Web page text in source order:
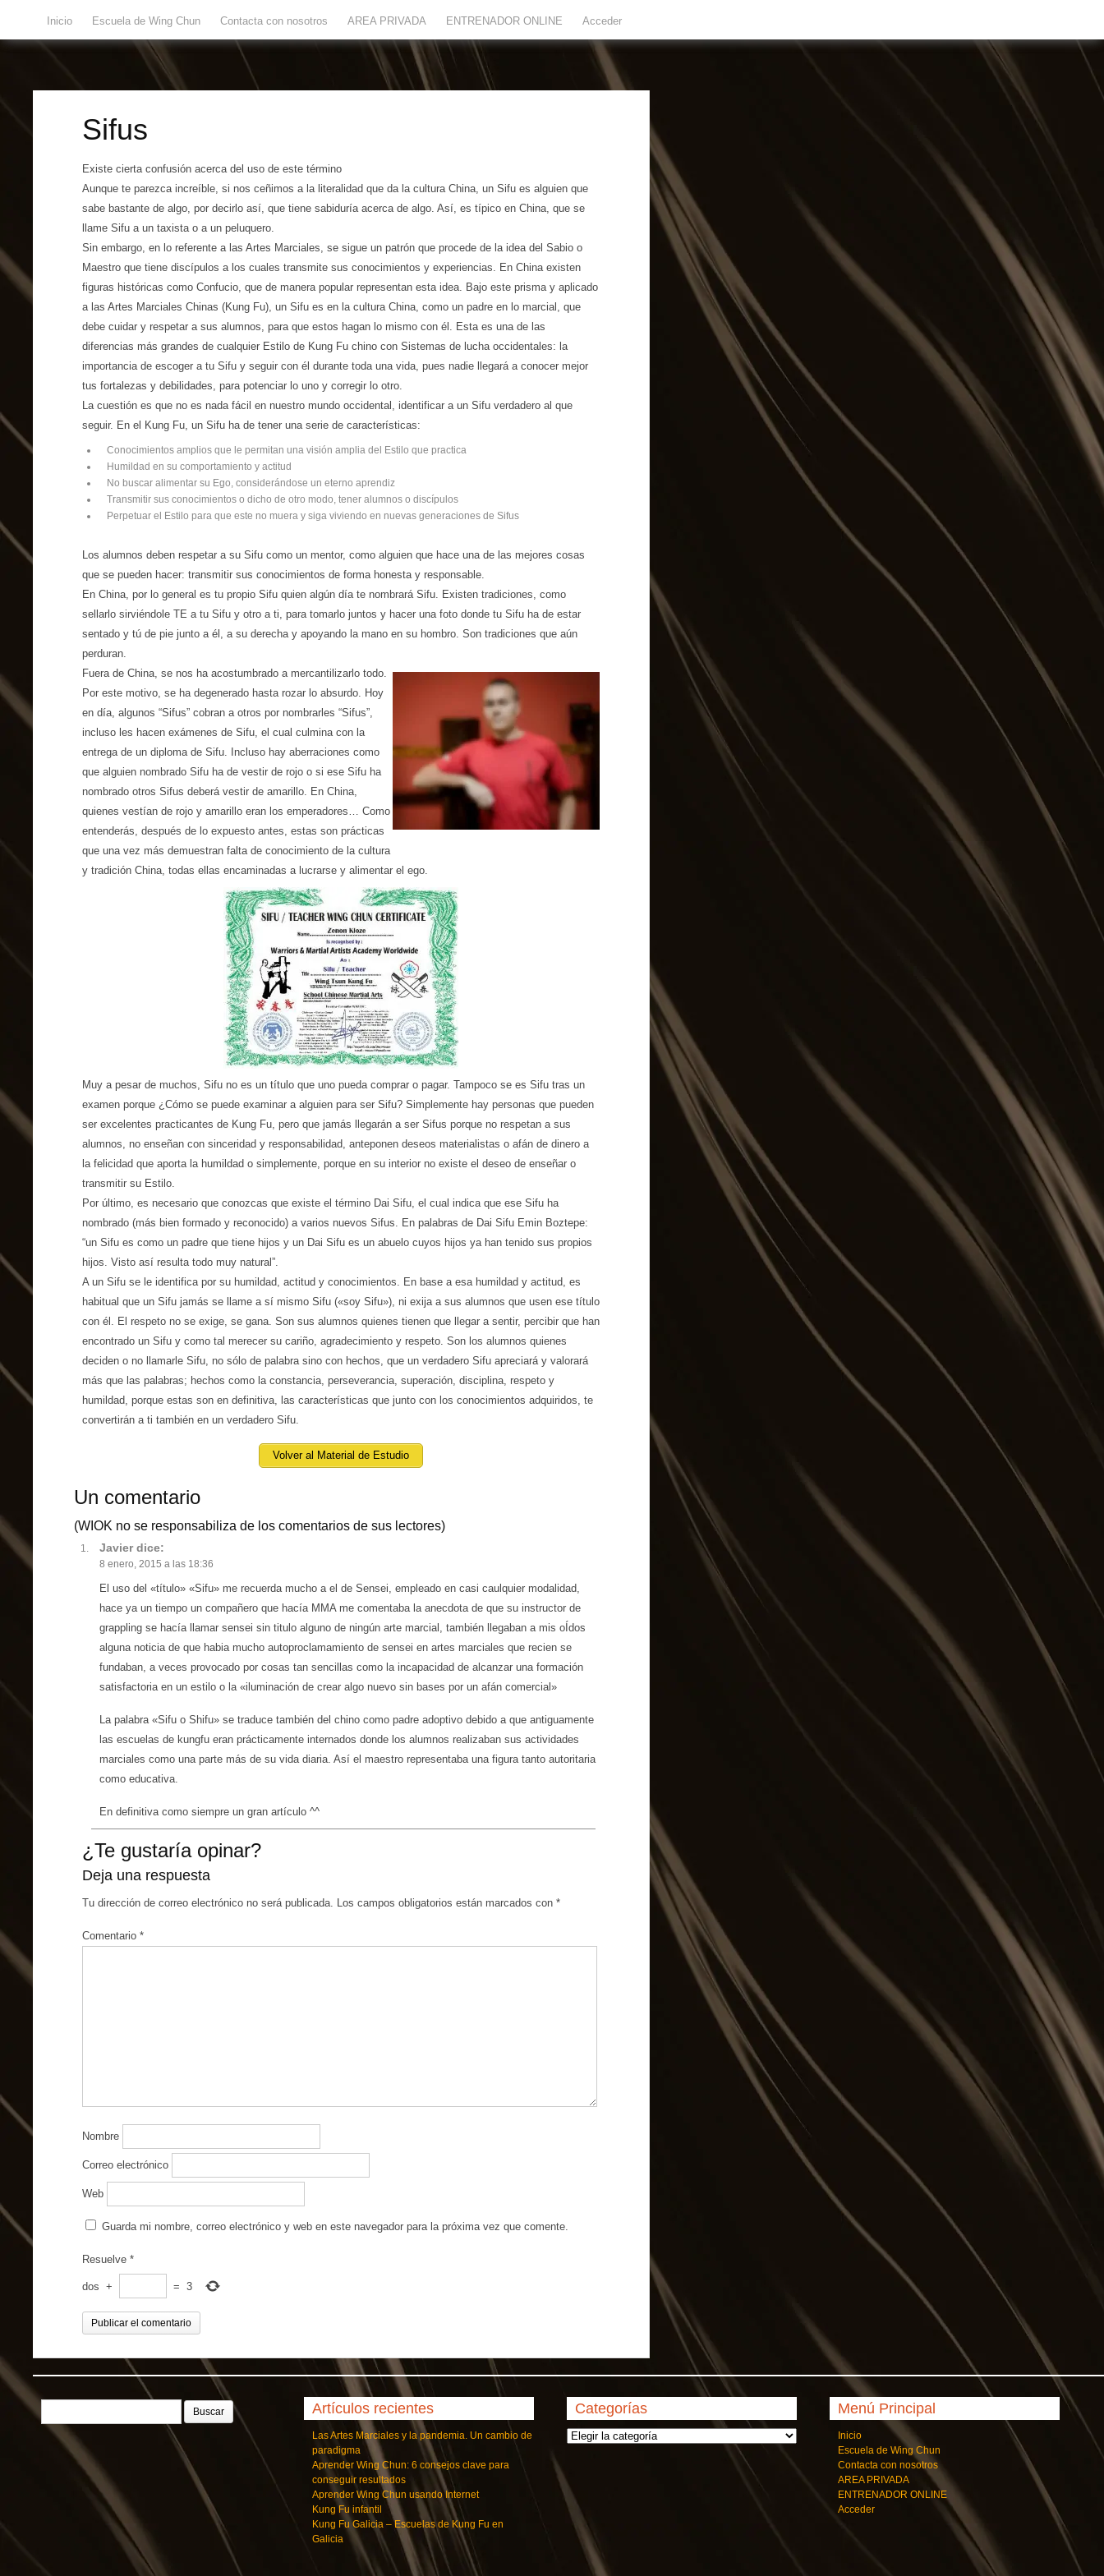
Inicio Escuela de Wing Chun Contacta con nosotros AREA PRIVADA ENTRENADOR ONLINE Acceder
Sifus
Existe cierta confusión acerca del uso de este término
Aunque te parezca increíble, si nos ceñimos a la literalidad que da la cultura China, un Sifu es alguien que
sabe bastante de algo, por decirlo así, que tiene sabiduría acerca de algo. Así, es típico en China, que se
llame Sifu a un taxista o a un peluquero.
Sin embargo, en lo referente a las Artes Marciales, se sigue un patrón que procede de la idea del Sabio o
Maestro que tiene discípulos a los cuales transmite sus conocimientos y experiencias. En China existen
figuras históricas como Confucio, que de manera popular representan esta idea. Bajo este prisma y aplicado
a las Artes Marciales Chinas (Kung Fu), un Sifu es en la cultura China, como un padre en lo marcial, que
debe cuidar y respetar a sus alumnos, para que estos hagan lo mismo con él. Esta es una de las
diferencias más grandes de cualquier Estilo de Kung Fu chino con Sistemas de lucha occidentales: la
importancia de escoger a tu Sifu y seguir con él durante toda una vida, pues nadie llegará a conocer mejor
tus fortalezas y debilidades, para potenciar lo uno y corregir lo otro.
La cuestión es que no es nada fácil en nuestro mundo occidental, identificar a un Sifu verdadero al que
seguir. En el Kung Fu, un Sifu ha de tener una serie de características:
Conocimientos amplios que le permitan una visión amplia del Estilo que practica
Humildad en su comportamiento y actitud
No buscar alimentar su Ego, considerándose un eterno aprendiz
Transmitir sus conocimientos o dicho de otro modo, tener alumnos o discípulos
Perpetuar el Estilo para que este no muera y siga viviendo en nuevas generaciones de Sifus
Los alumnos deben respetar a su Sifu como un mentor, como alguien que hace una de las mejores cosas
que se pueden hacer: transmitir sus conocimientos de forma honesta y responsable.
En China, por lo general es tu propio Sifu quien algún día te nombrará Sifu. Existen tradiciones, como
sellarlo sirviéndole TE a tu Sifu y otro a ti, para tomarlo juntos y hacer una foto donde tu Sifu ha de estar
sentado y tú de pie junto a él, a su derecha y apoyando la mano en su hombro. Son tradiciones que aún
perduran.
Fuera de China, se nos ha acostumbrado a mercantilizarlo todo.
Por este motivo, se ha degenerado hasta rozar lo absurdo. Hoy
en día, algunos “Sifus” cobran a otros por nombrarles “Sifus”,
incluso les hacen exámenes de Sifu, el cual culmina con la
entrega de un diploma de Sifu. Incluso hay aberraciones como
que alguien nombrado Sifu ha de vestir de rojo o si ese Sifu ha
nombrado otros Sifus deberá vestir de amarillo. En China,
quienes vestían de rojo y amarillo eran los emperadores… Como
entenderás, después de lo expuesto antes, estas son prácticas
que una vez más demuestran falta de conocimiento de la cultura
y tradición China, todas ellas encaminadas a lucrarse y alimentar el ego.
Muy a pesar de muchos, Sifu no es un título que uno pueda comprar o pagar. Tampoco se es Sifu tras un
examen porque ¿Cómo se puede examinar a alguien para ser Sifu? Simplemente hay personas que pueden
ser excelentes practicantes de Kung Fu, pero que jamás llegarán a ser Sifus porque no respetan a sus
alumnos, no enseñan con sinceridad y responsabilidad, anteponen deseos materialistas o afán de dinero a
la felicidad que aporta la humildad o simplemente, porque en su interior no existe el deseo de enseñar o
transmitir su Estilo.
Por último, es necesario que conozcas que existe el término Dai Sifu, el cual indica que ese Sifu ha
nombrado (más bien formado y reconocido) a varios nuevos Sifus. En palabras de Dai Sifu Emin Boztepe:
“un Sifu es como un padre que tiene hijos y un Dai Sifu es un abuelo cuyos hijos ya han tenido sus propios
hijos. Visto así resulta todo muy natural”.
A un Sifu se le identifica por su humildad, actitud y conocimientos. En base a esa humildad y actitud, es
habitual que un Sifu jamás se llame a sí mismo Sifu («soy Sifu»), ni exija a sus alumnos que usen ese título
con él. El respeto no se exige, se gana. Son sus alumnos quienes tienen que llegar a sentir, percibir que han
encontrado un Sifu y como tal merecer su cariño, agradecimiento y respeto. Son los alumnos quienes
deciden o no llamarle Sifu, no sólo de palabra sino con hechos, que un verdadero Sifu apreciará y valorará
más que las palabras; hechos como la constancia, perseverancia, superación, disciplina, respeto y
humildad, porque estas son en definitiva, las características que junto con los conocimientos adquiridos, te
convertirán a ti también en un verdadero Sifu.
Volver al Material de Estudio
Un comentario
(WIOK no se responsabiliza de los comentarios de sus lectores)
Javier dice:
8 enero, 2015 a las 18:36
El uso del «título» «Sifu» me recuerda mucho a el de Sensei, empleado en casi caulquier modalidad,
hace ya un tiempo un compañero que hacía MMA me comentaba la anecdota de que su instructor de
grappling se hacía llamar sensei sin titulo alguno de ningún arte marcial, también llegaban a mis oÍdos
alguna noticia de que habia mucho autoproclamamiento de sensei en artes marciales que recien se
fundaban, a veces provocado por cosas tan sencillas como la incapacidad de alcanzar una formación
satisfactoria en un estilo o la «iluminación de crear algo nuevo sin bases por un afán comercial»
La palabra «Sifu o Shifu» se traduce también del chino como padre adoptivo debido a que antiguamente
las escuelas de kungfu eran prácticamente internados donde los alumnos realizaban sus actividades
marciales como una parte más de su vida diaria. Así el maestro representaba una figura tanto autoritaria
como educativa.
En definitiva como siempre un gran artículo ^^
¿Te gustaría opinar?
Deja una respuesta
Tu dirección de correo electrónico no será publicada. Los campos obligatorios están marcados con*
Comentario*
Nombre
Correo electrónico
Web
Guarda mi nombre, correo electrónico y web en este navegador para la próxima vez que comente.
Resuelve *
dos + = 3
Buscar: Artículos recientes
Las Artes Marciales y la pandemia. Un cambio de
paradigma
Aprender Wing Chun: 6 consejos clave para
conseguir resultados
Aprender Wing Chun usando Internet
Kung Fu infantil
Kung Fu Galicia – Escuelas de Kung Fu en
Galicia
Categorías
Categorías
Menú Principal
Inicio
Escuela de Wing Chun
Contacta con nosotros
AREA PRIVADA
ENTRENADOR ONLINE
Acceder